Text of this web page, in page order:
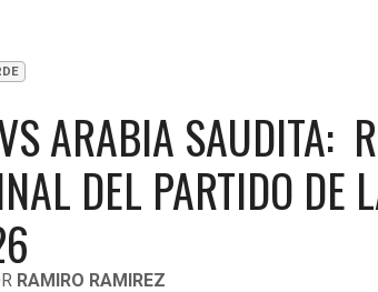
ARABIA SAUDITA:
DEL PARTIDO
RAMIRO RAMIREZ